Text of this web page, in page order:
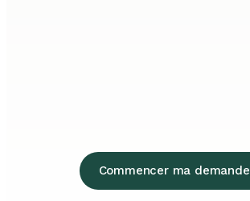
Commencer ma demande